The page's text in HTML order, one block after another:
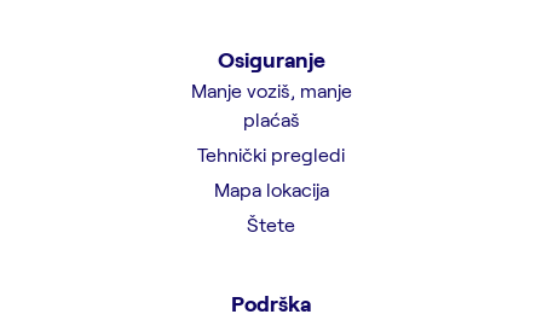
Osiguranje
Manje voziš, manje
plaćaš
Tehnički pregledi
Mapa lokacija
Štete
Podrška